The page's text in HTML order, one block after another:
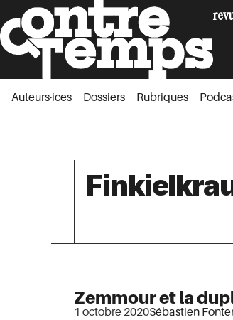
Auteurs·ices
Auteurs·ices Dossiers Rubriques
Zemmour et la
1 octobre 2020Sébastien